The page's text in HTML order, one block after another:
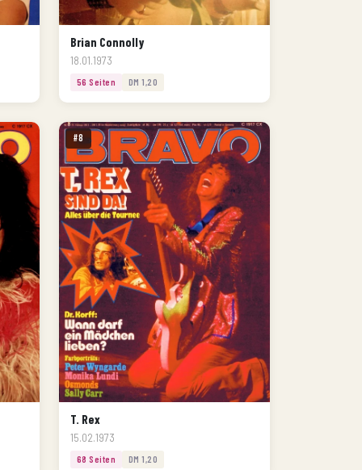
Brian Connolly
18.01.1973
56 Seiten DM 1,20
#8
T. Rex
15.02.1973
68 Seiten DM 1,20